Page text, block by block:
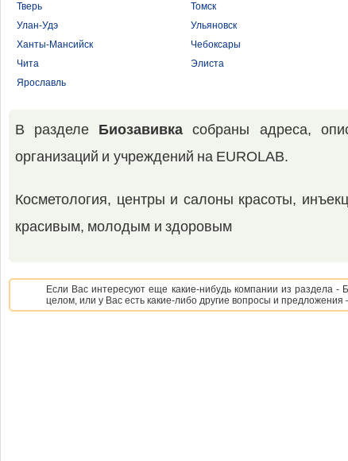
Тверь
Томск
Улан-Удэ
Ульяновск
Ханты-Мансийск
Чебоксары
Чита
Элиста
Ярославль
В разделе Биозавивка собраны адреса,
организаций и учреждений на EUROLAB.
Косметология, центры и салоны красоты,
красивым, молодым и здоровым
Если Вас интересуют еще какие-нибудь компании из раздела
целом, или у Вас есть какие-либо другие вопросы и предложения